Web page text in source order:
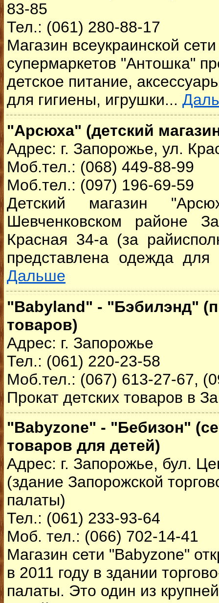
83-85
Тел.: (061) 280-88-17
Магазин всеукраинской
супермаркетов "Антошка"
детское питание,
для гигиены, игрушки...
"Арсюха" (детский
Адрес: г. Запорожье, ул.
Моб.тел.: (068) 449-88-99
Моб.тел.: (097) 196-69-59
Детский магазин
Шевченковском районе
Красная 34-а (за
представлена одежда
Дальше
"Babyland" - "Бэбилэнд"
товаров)
Адрес: г. Запорожье
Тел.: (061) 220-23-58
Моб.тел.: (067) 613-27-67,
Прокат детских товаров в
"Babyzone" - "Бебизон"
товаров для детей)
Адрес: г. Запорожье, бул.
(здание Запорожской
палаты)
Тел.: (061) 233-93-64
Моб. тел.: (066) 702-14-41
Магазин сети "Babyzone"
в 2011 году в здании
палаты. Это один из